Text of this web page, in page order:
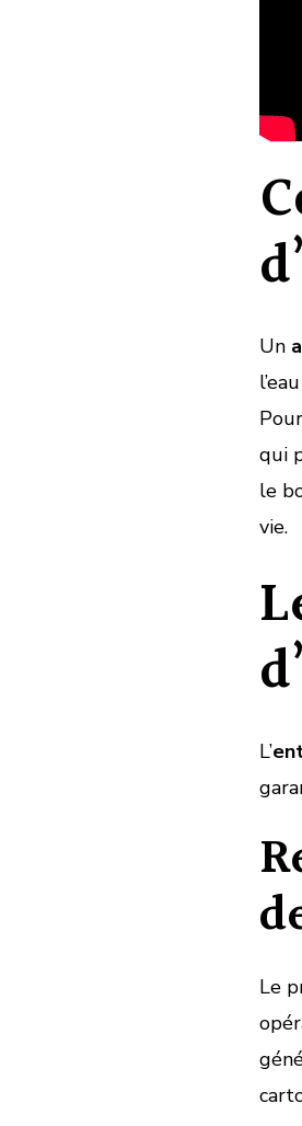
Un
qui
le
vie.
L’
Le